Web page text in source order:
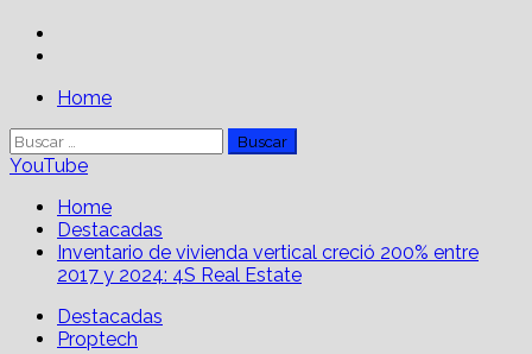
PrimaryHome
Buscar:
YouTube
Home
Destacadas
Inventario de vivienda vertical creció 200% entre
2017 y 2024: 4S Real Estate
Destacadas
Proptech